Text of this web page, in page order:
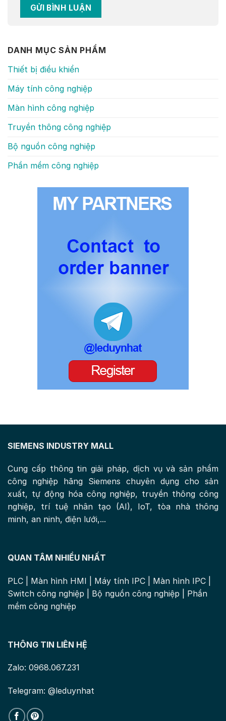
DANH MỤC SẢN PHẨM
Thiết bị điều khiển
Máy tính công nghiệp
Màn hình công nghiệp
Truyền thông công nghiệp
Bộ nguồn công nghiệp
Phần mềm công nghiệp
SIEMENS INDUSTRY MALL
Cung cấp thông tin giải pháp, dịch vụ và sản phẩm
công nghiệp hãng Siemens chuyên dụng cho sản
xuất, tự động hóa công nghiệp, truyền thông công
nghiệp, trí tuệ nhân tạo (AI), IoT, tòa nhà thông
minh, an ninh, điện lưới,...
QUAN TÂM NHIỀU NHẤT
PLC Màn hình HMI Máy tính IPC Màn hình IPC
Switch công nghiệp
Bộ nguồn công nghiệp
Phần
mềm công nghiệp
THÔNG TIN LIÊN HỆ
Zalo: 0968.067.231
Telegram: @leduynhat